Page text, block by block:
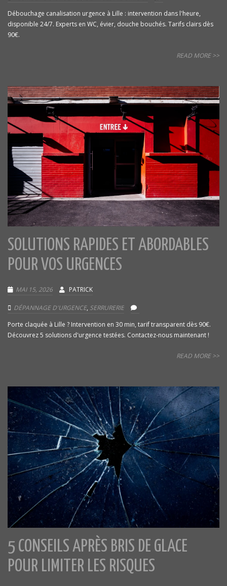
Débouchage canalisation urgence à Lille : intervention dans l'heure,
disponible 24/7. Experts en WC, évier, douche bouchés. Tarifs clairs dès
90€.
READ MORE >>
SOLUTIONS RAPIDES ET ABORDABLES
POUR VOS URGENCES
MAI 15, 2026 PATRICK
DÉPANNAGE D'URGENCE, SERRURERIE
Porte claquée à Lille ? Intervention en 30 min, tarif transparent dès 90€.
Découvrez 5 solutions d'urgence testées. Contactez-nous maintenant !
READ MORE >>
5 CONSEILS APRÈS BRIS DE GLACE
POUR LIMITER LES RISQUES